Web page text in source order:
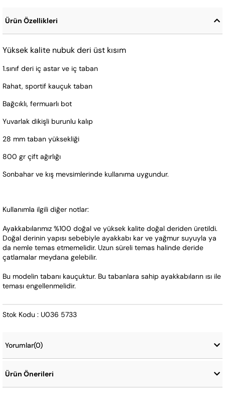
Ürün Özellikleri
Yüksek kalite nubuk deri üst kısım
1.sınıf deri iç astar ve iç taban
Rahat, sportif kauçuk taban
Bağcıklı, fermuarlı bot
Yuvarlak dikişli burunlu kalıp
28 mm taban yüksekliği
800 gr çift ağırlığı
Sonbahar ve kış mevsimlerinde kullanıma uygundur.
Kullanımla ilgili diğer notlar:
Ayakkabılarımız %100 doğal ve yüksek kalite doğal deriden üretildi.
Doğal derinin yapısı sebebiyle ayakkabı kar ve yağmur suyuyla ya
da nemle temas etmemelidir. Uzun süreli temas halinde deride
çatlamalar meydana gelebilir.
Bu modelin tabanı kauçuktur. Bu tabanlara sahip ayakkabıların ısı ile
teması engellenmelidir.
Stok Kodu : U036 5733
Yorumlar(0)
Ürün Önerileri